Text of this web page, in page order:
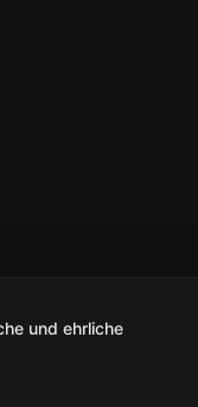
und ehrliche